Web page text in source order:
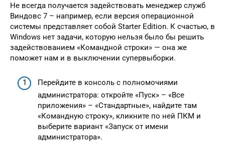
Не всегда получается задействовать менеджер служб
Виндовс 7 – например, если версия операционной
системы представляет собой Starter Edition. К счастью, в
Windows нет задачи, которую нельзя было бы решить
задействованием «Командной строки» — она же
поможет нам и в выключении супервыборки.
Перейдите в консоль с полномочиями
администратора: откройте «Пуск» – «Все
приложения» – «Стандартные», найдите там
«Командную строку», кликните по ней ПКМ и
выберите вариант «Запуск от имени
администратора».